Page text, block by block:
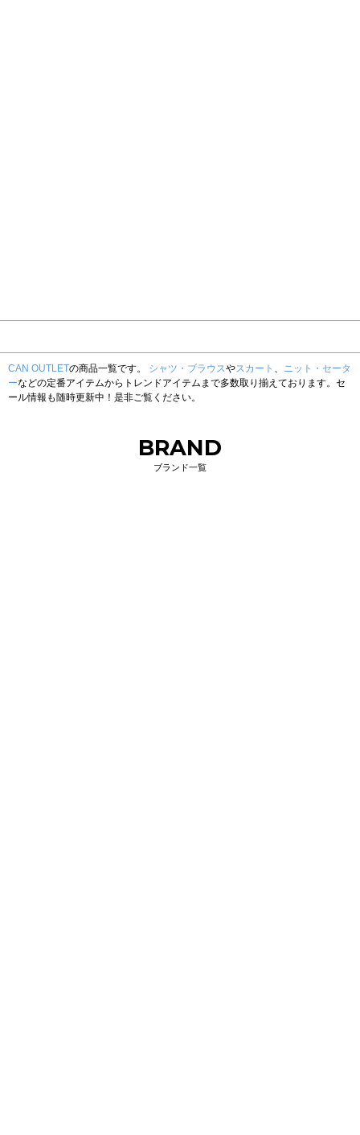
CAN OUTLETの商品一覧です。 シャツ・ブラウスやスカート 、 ニット・セータ
ーなどの定番アイテムからトレンドアイテムまで多数取り揃えております。セ
ール情報も随時更新中！是非ご覧ください。
BRAND
ブランド一覧